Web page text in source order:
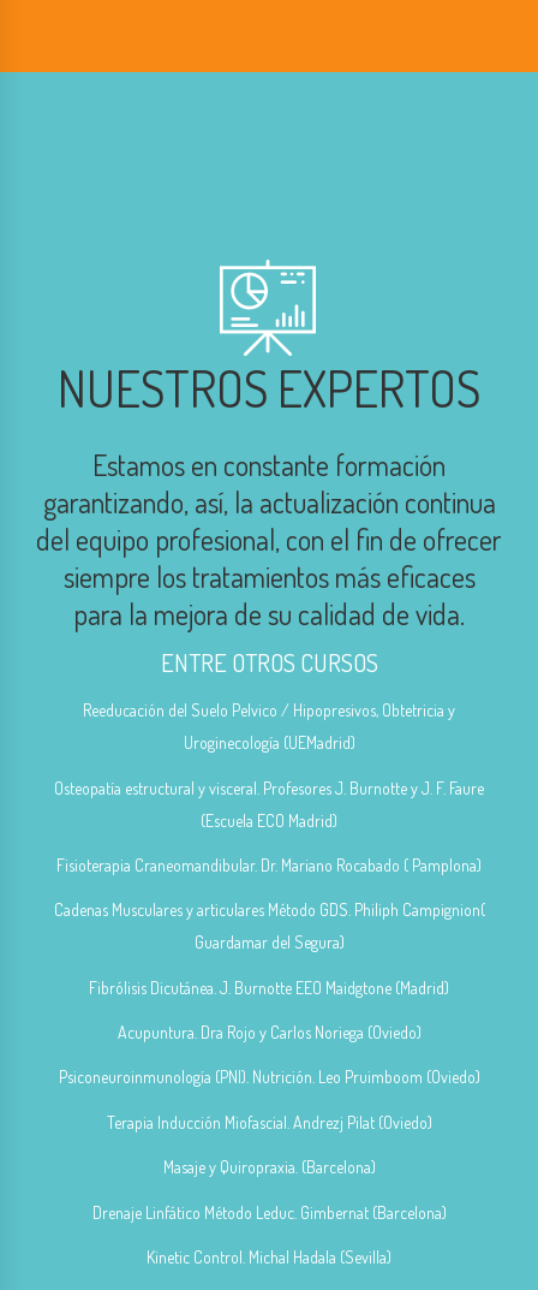
NUESTROS EXPERTOS
Estamos en constante formación
garantizando, así, la actualización continua
del equipo profesional, con el fin de ofrecer
siempre los tratamientos más eficaces
para la mejora de su calidad de vida.
ENTRE OTROS CURSOS
Reeducación del Suelo Pelvico / Hipopresivos, Obtetricia y
Uroginecología (UEMadrid)
Osteopatía estructural y visceral. Profesores J. Burnotte y J. F. Faure
(Escuela ECO Madrid)
Fisioterapia Craneomandibular. Dr. Mariano Rocabado ( Pamplona)
Cadenas Musculares y articulares Método GDS. Philiph Campignion(
Guardamar del Segura)
Fibrólisis Dicutánea. J. Burnotte EEO Maidgtone (Madrid)
Acupuntura. Dra Rojo y Carlos Noriega (Oviedo)
Psiconeuroinmunología (PNI). Nutrición. Leo Pruimboom (Oviedo)
Terapia Inducción Miofascial. Andrezj Pilat (Oviedo)
Masaje y Quiropraxia. (Barcelona)
Drenaje Linfático Método Leduc. Gimbernat (Barcelona)
Kinetic Control. Michal Hadala (Sevilla)